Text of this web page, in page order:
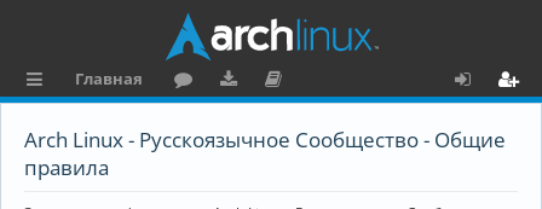
ы
Главная
ру
ру
ку
о
Arch Linux - Русскоязычное Сообщество - Общие
правила